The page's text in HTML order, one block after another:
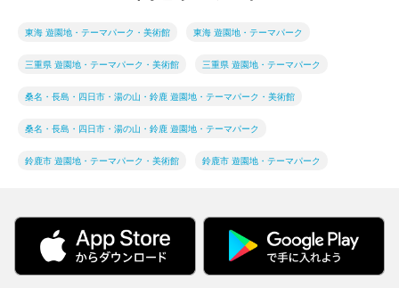
東海 遊園地・テーマパーク・美術館 東海 遊園地・テーマパーク
三重県 遊園地・テーマパーク・美術館 三重県 遊園地・テーマパーク
桑名・長島・四日市・湯の山・鈴鹿 遊園地・テーマパーク・美術館
桑名・長島・四日市・湯の山・鈴鹿 遊園地・テーマパーク
鈴鹿市 遊園地・テーマパーク・美術館 鈴鹿市 遊園地・テーマパーク